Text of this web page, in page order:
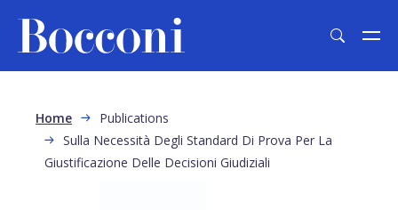
Breadcrumb
Home
Publications
Sulla Necessità Degli Standard Di Prova Per La
Giustificazione Delle Decisioni Giudiziali